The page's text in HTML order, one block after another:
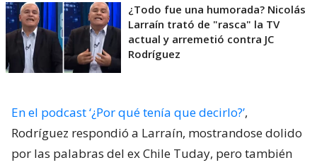
¿Todo fue una humorada? Nicolás
Larraín trató de "rasca" la TV
actual y arremetió contra JC
Rodríguez
En el podcast ‘¿Por qué tenía que decirlo?’,
Rodríguez respondió a Larraín, mostrandose dolido
por las palabras del ex Chile Tuday, pero también